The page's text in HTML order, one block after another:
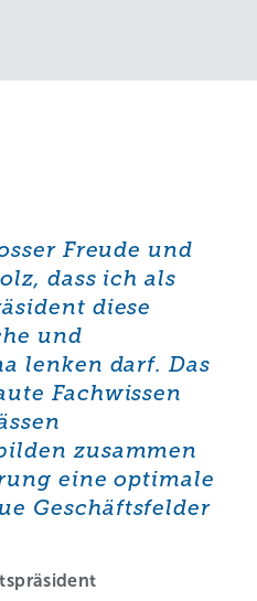
Freude und
dass ich als
diese
und
lenken darf. Das
Fachwissen
zusammen
eine optimale
Geschäftsfelder